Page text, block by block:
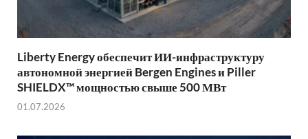
Liberty Energy обеспечит ИИ-инфраструктуру
автономной энергией Bergen Engines и Piller
SHIELDX™ мощностью свыше 500 МВт
01.07.2026